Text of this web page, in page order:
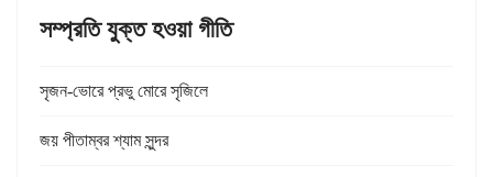
সম্প্রতি যুক্ত হওয়া গীতি
সৃজন-ভোরে প্রভু মোরে সৃজিলে
জয় পীতাম্বর শ্যাম সুন্দর